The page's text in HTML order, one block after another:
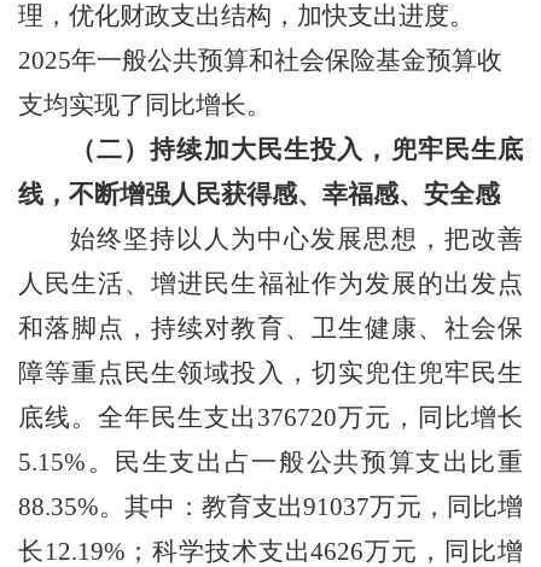
理，优化财政支出结构，加快支出进度。
2025年一般公共预算和社会保险基金预算收
支均实现了同比增长。
（二）持续加大民生投入， 兜牢民生底
线， 不断增强人民获得感、幸福感、安全感
始终坚持以人为中心发展思想，把改善
人民生活、增进民生福祉作为发展的出发点
和落脚点，持续对教育、卫生健康、社会保
障等重点民生领域投入，切实兜住兜牢民生
底线。全年 民生支出 376720万元， 同比增长
5.15% 。
民生支出占一般公共预算支出比重
88.35%。其中：教育支出91037万元，同比增
长 12.19% ；科学技术支出4626万元，同比增